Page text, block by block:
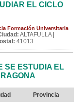
EL CICLO
Formación Universitaria
ALTAFULLA |
41013
SE ESTUDIA EL
Provincia